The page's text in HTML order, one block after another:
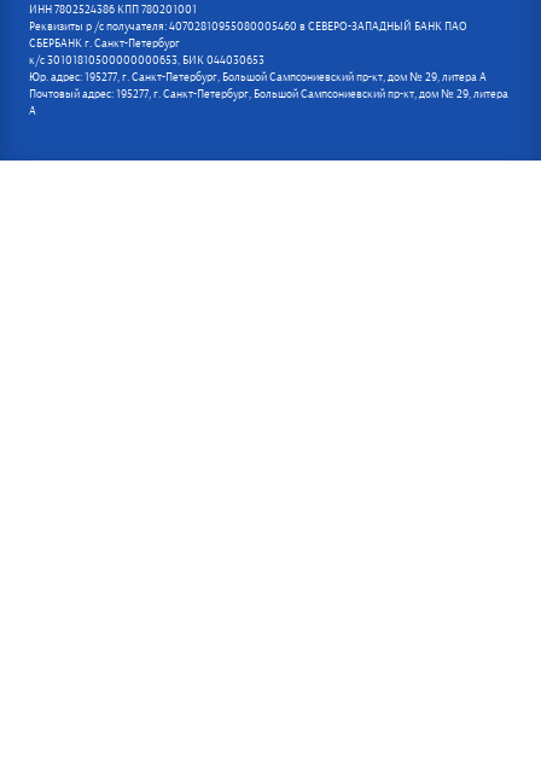
ИНН 7802524386 КПП 780201001
Реквизиты р /с получателя: 40702810955080005460 в СЕВЕРО-ЗАПАДНЫЙ БАНК ПАО
СБЕРБАНК г. Санкт-Петербург
к/с 30101810500000000653, БИК 044030653
Юр. адрес: 195277, г. Санкт-Петербург, Большой Сампсониевский пр-кт, дом № 29, литера А
Почтовый адрес: 195277, г. Санкт-Петербург, Большой Сампсониевский пр-кт, дом № 29, литера
А